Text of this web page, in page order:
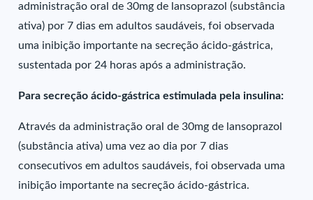
administração oral de 30mg de lansoprazol (substância
ativa) por 7 dias em adultos saudáveis, foi observada
uma inibição importante na secreção ácido-gástrica,
sustentada por 24 horas após a administração.
Para secreção ácido-gástrica estimulada pela insulina:
Através da administração oral de 30mg de lansoprazol
(substância ativa) uma vez ao dia por 7 dias
consecutivos em adultos saudáveis, foi observada uma
inibição importante na secreção ácido-gástrica.